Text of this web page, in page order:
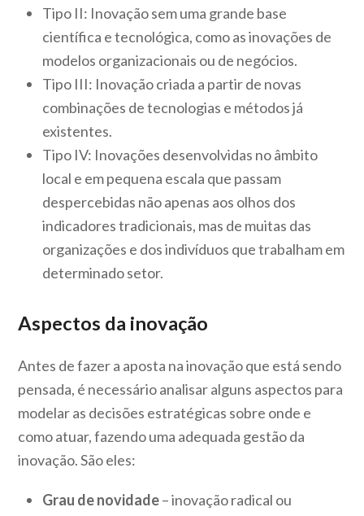
Tipo II: Inovação sem uma grande base
científica e tecnológica, como as inovações de
modelos organizacionais ou de negócios.
Tipo III: Inovação criada a partir de novas
combinações de tecnologias e métodos já
existentes.
Tipo IV: Inovações desenvolvidas no âmbito
local e em pequena escala que passam
despercebidas não apenas aos olhos dos
indicadores tradicionais, mas de muitas das
organizações e dos indivíduos que trabalham em
determinado setor.
Aspectos da inovação
Antes de fazer a aposta na inovação que está sendo
pensada, é necessário analisar alguns aspectos para
modelar as decisões estratégicas sobre onde e
como atuar, fazendo uma adequada gestão da
inovação. São eles:
Grau de novidade– inovação radical ou